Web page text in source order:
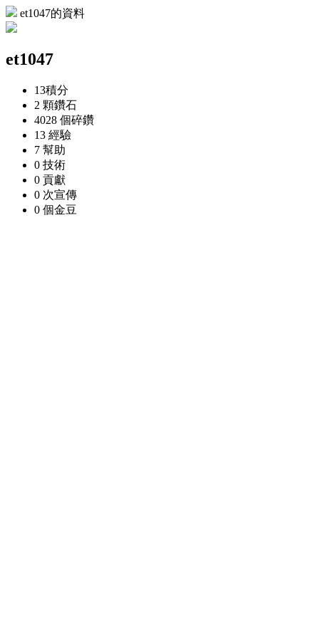
et1047的資料
et1047
13積分
2 顆鑽石
4028 個碎鑽
13 經驗
7 幫助
0 技術
0 貢獻
0 次宣傳
0 個金豆